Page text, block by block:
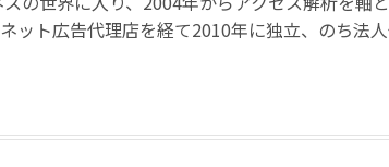
ット広告代理店を経て2010年に独立、のち法人